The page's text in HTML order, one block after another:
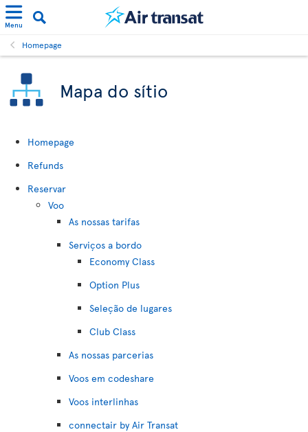
Menu
Homepage
Mapa do sítio
Homepage
Refunds
Reservar
Voo
As nossas tarifas
Serviços a bordo
Economy Class
Option Plus
Seleção de lugares
Club Class
As nossas parcerias
Voos em codeshare
Voos interlinhas
connectair by Air Transat